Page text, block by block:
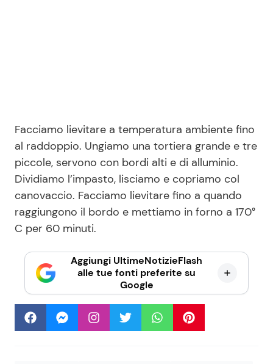
Facciamo lievitare a temperatura ambiente fino
al raddoppio. Ungiamo una tortiera grande e tre
piccole, servono con bordi alti e di alluminio.
Dividiamo l’impasto, lisciamo e copriamo col
canovaccio. Facciamo lievitare fino a quando
raggiungono il bordo e mettiamo in forno a 170°
C per 60 minuti.
Aggiungi UltimeNotizieFlash
alle tue fonti preferite su
Google